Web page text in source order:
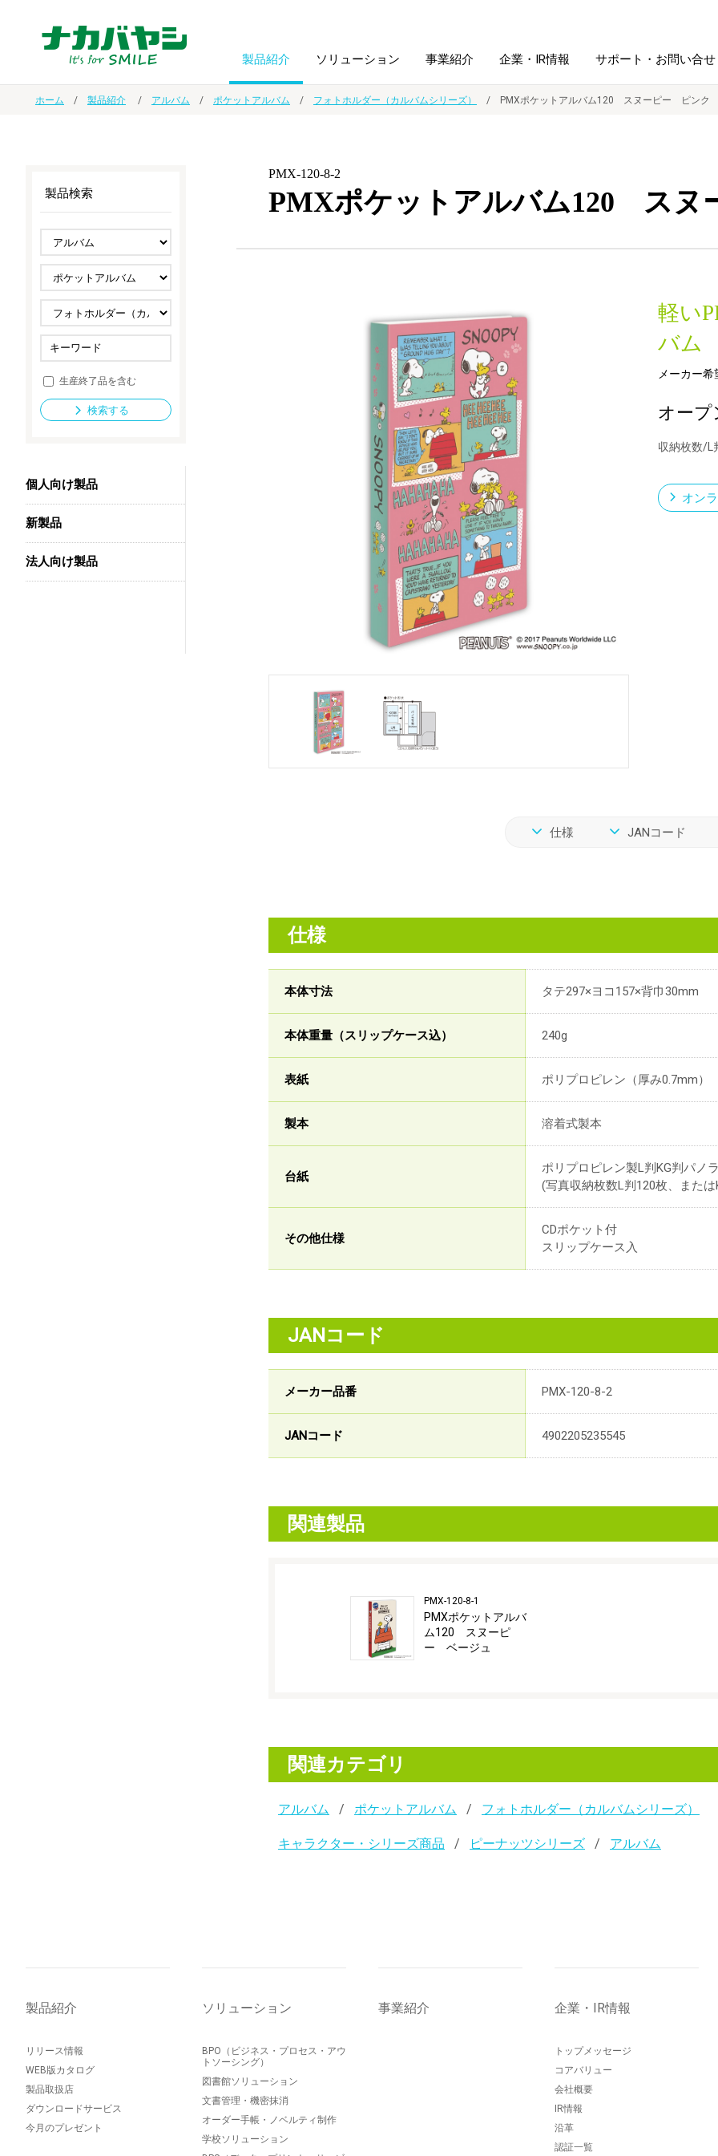
製品紹介
ノート・紙製品
ファイル・
ホルダー用品
スマートフォン・
タブレット関連
防災・
セキュリティ用品
法人向け製品 新製品一覧
ソリューション
オーダー手帳・ノベルティ制作 学校ソリューション
ドキュメントスキャニングサービス
導入事例
事業紹介 企業・IR情報
IR情報 沿革
サステナビリティ
サポート・お問い合せ
ホーム 製品紹介 アルバム ポケットアルバム フォトホルダー（カルバムシリーズ） PMXポケットアルバム120 スヌーピー ピンク
PMX-120-8-2
PMXポケットアルバム120 ス
軽い
バム
メーカー
オープ
収納枚数/L
オン
仕様 JANコード
仕様
本体寸法 タテ297×ヨコ157×背巾30mm
本体重量（スリップケース込） 240g
表紙 ポリプロピレン（厚み0.7mm）
製本 溶着式製本
台紙
ポリプロピレン製L判KG判パノ
(写真収納枚数L判120枚、また
その他仕様
CDポケット付
スリップケース入
JANコード
メーカー品番 PMX-120-8-2
JANコード 4902205235545
関連製品
PMX-120-8-1
PMXポケットアルバ
ム120 スヌーピ
ー ベージュ
関連カテゴリ
アルバム ポケットアルバム フォトホルダー（カルバムシリーズ）
キャラクター・シリーズ商品 ピーナッツシリーズ アルバム
製品検索
生産終了品を含む
検索する
個人向け製品
新製品
法人向け製品
製品紹介
リリース情報
WEB版カタログ
製品取扱店
ダウンロードサービス
今月のプレゼント
ソリューション
BPO（ビジネス・プロセス・アウ
トソーシング）
図書館ソリューション
文書管理・機密抹消
オーダー手帳・ノベルティ制作
学校ソリューション
事業紹介 企業・IR情報
トップメッセージ
コアバリュー
会社概要
IR情報
沿革
認証一覧